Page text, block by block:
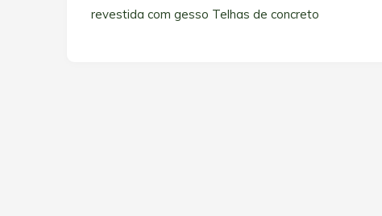
revestida com gesso Telhas de concreto